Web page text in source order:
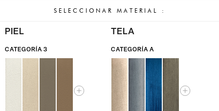
SELECCIONAR MATERIAL :
PIEL
CATEGORÍA 3
TELA
CATEGORÍA A